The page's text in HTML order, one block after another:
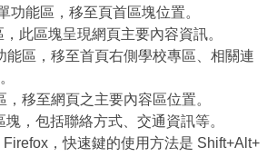
功能區，移至頁首區塊位置。
此區塊呈現網頁主要內容資訊。
能區，移至首頁右側學校專區、相關連
移至網頁之主要內容區位置。
，包括聯絡方式、交通資訊等。
，快速鍵的使用方法是 Shift+Alt+